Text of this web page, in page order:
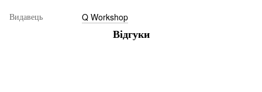
Видавець
Q Workshop
Відгуки